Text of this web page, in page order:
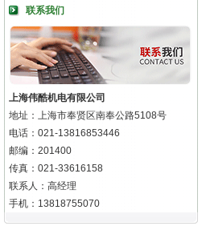
联系我们
上海伟酷机电有限公司
地址：上海市奉贤区南奉公路5108号
电话：021-13816853446
邮编：201400
传真：021-33616158
联系人：高经理
手机：13818755070